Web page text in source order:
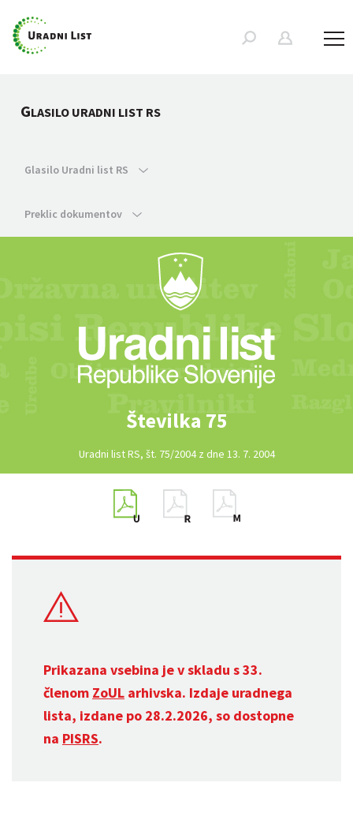
GLASILO URADNI LIST RS
Glasilo Uradni list RS
Preklic dokumentov
Številka 75
Uradni list RS, št. 75/2004 z dne 13. 7. 2004
Prikazana vsebina je v skladu s 33.
členom ZoUL arhivska. Izdaje uradnega
lista, izdane po 28.2.2026, so dostopne
na PISRS.